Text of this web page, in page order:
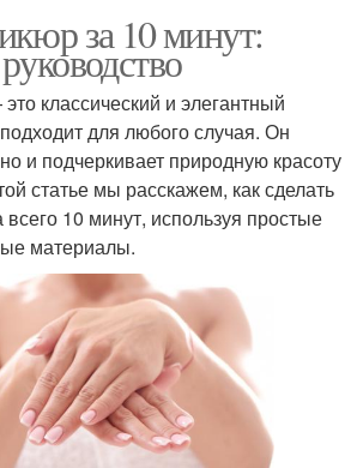
за 10 минут:
классический и элегантный
для любого случая. Он
и подчеркивает природную красоту
статье мы расскажем, как сделать
10 минут, используя простые
материалы.